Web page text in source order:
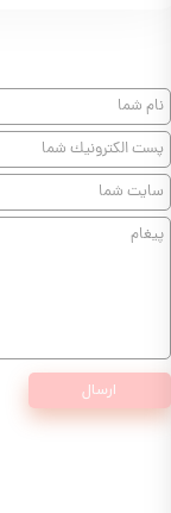
ارسال